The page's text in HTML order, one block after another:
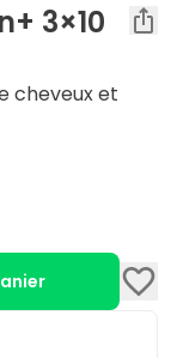
3×10
cheveux et